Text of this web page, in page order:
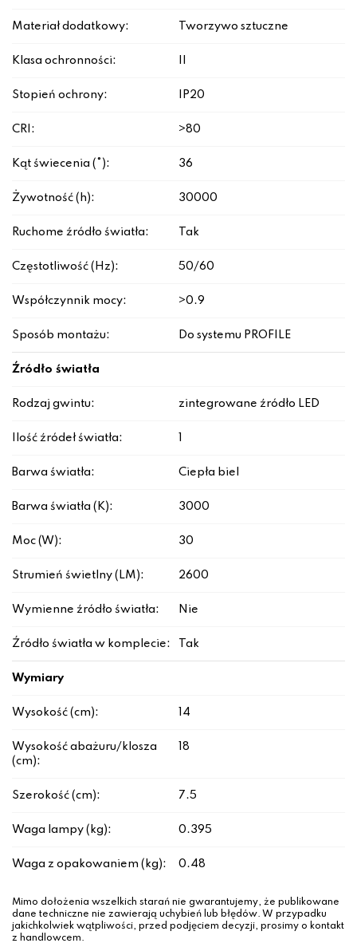
Materiał dodatkowy: Tworzywo sztuczne
Klasa ochronności:
Stopień ochrony: IP20
CRI: >80
Kąt świecenia (°): 36
Żywotność (h): 30000
Ruchome źródło światła: Tak
Częstotliwość (Hz): 50/60
Współczynnik mocy: >0.9
Sposób montażu: Do systemu PROFILE
Źródło światła
Rodzaj gwintu: zintegrowane źródło LED
Ilość źródeł światła:
Barwa światła: Ciepła biel
Barwa światła (K): 3000
Moc (W): 30
Strumień świetlny (LM): 2600
Wymienne źródło światła: Nie
Źródło światła w komplecie: Tak
Wymiary
Wysokość (cm): 14
Wysokość abażuru/klosza
(cm):
18
Szerokość (cm): 7.5
Waga lampy (kg): 0.395
Waga z opakowaniem (kg): 0.48
Mimo dołożenia wszelkich starań nie gwarantujemy, że publikowane
dane techniczne nie zawierają uchybień lub błędów. W przypadku
jakichkolwiek wątpliwości, przed podjęciem decyzji, prosimy o kontakt
z handlowcem.